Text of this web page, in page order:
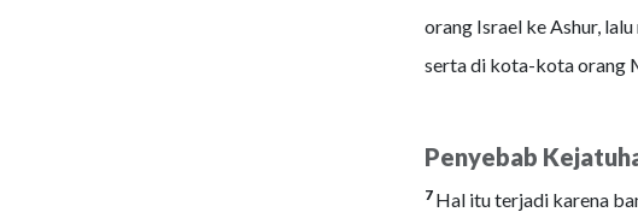
orang Israel ke Ashur,
serta di kota-kota orang
Penyebab
7 Hal itu terjadi karena